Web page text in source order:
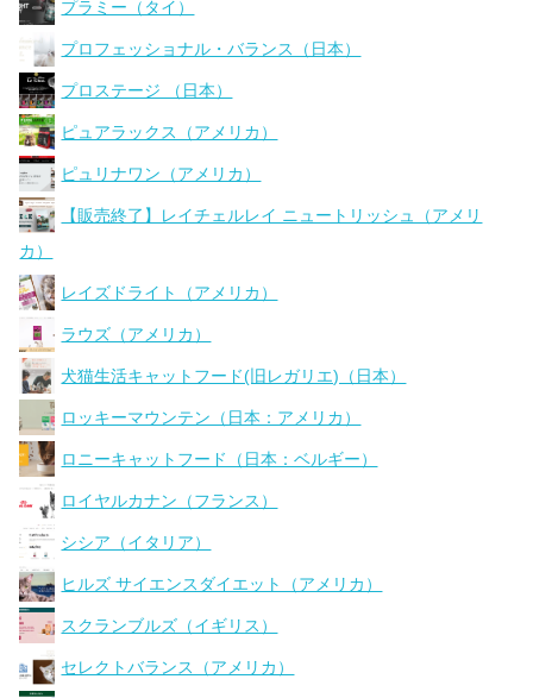
プラミー（タイ）
プロフェッショナル・バランス（日本）
プロステージ （日本）
ピュアラックス（アメリカ）
ピュリナワン（アメリカ）
【販売終了】レイチェルレイ ニュートリッシュ（アメリ
カ）
レイズドライト（アメリカ）
ラウズ（アメリカ）
犬猫生活キャットフード(旧レガリエ)（日本）
ロッキーマウンテン（日本：アメリカ）
ロニーキャットフード（日本：ベルギー）
ロイヤルカナン（フランス）
シシア（イタリア）
ヒルズ サイエンスダイエット（アメリカ）
スクランブルズ（イギリス）
セレクトバランス（アメリカ）